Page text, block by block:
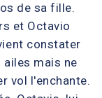
de sa fille.
et Octavio
constater
ailes mais ne
vol l'enchante.